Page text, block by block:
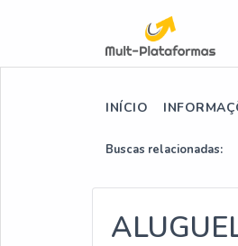
INÍCIO
Buscas relacionadas: